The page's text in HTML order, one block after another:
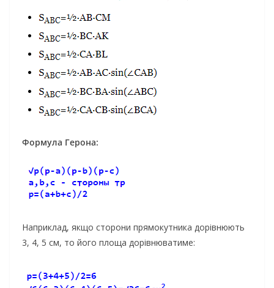
Формула Герона:
Наприклад, якщо сторони прямокутника дорівнюють
3, 4, 5 см, то його площа дорівнюватиме: